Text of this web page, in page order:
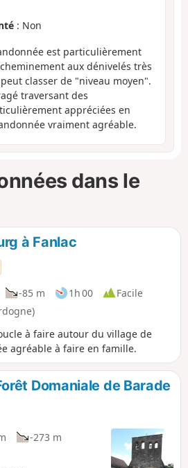
: Non
est particulièrement
aux dénivelés très
classer de "niveau moyen".
traversant des
appréciées en
vraiment agréable.
dans le
à Fanlac
-85 m 1h 00
Facile
à faire autour du village de
agréable à faire en famille.
Domaniale de Barade
-273 m